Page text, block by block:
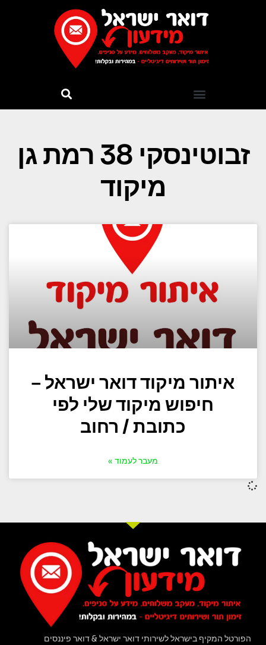
זבוטינסקי 38 רמת גן
מיקוד
איתור מיקוד דואר ישראל –
חיפוש מיקוד שלי לפי
כתובת / רחוב
מעבר לעמוד »
הפורטל המקיף בישראל לשירותי דואר ישראל & דואר פיננסים